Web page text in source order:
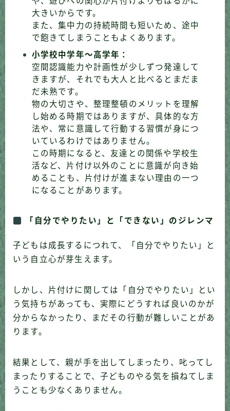
大きいからです。
また、集中力の持続時間も短いため、途中
で飽きてしまうこともよくあります。
小学校中学年〜高学年：
空間認識能力や計画性が少しずつ発達して
きますが、それでも大人と比べるとまだま
だ未熟です。
物の大切さや、整理整頓のメリットを理解
し始める時期ではありますが、具体的な方
法や、常に意識して行動する習慣が身につ
いているわけではありません。
この時期になると、友達との関係や学校生
活など、片付け以外のことに意識が向き始
めることも、片付けが進まない理由の一つ
になることがあります。
「自分でやりたい」と「できない」のジレンマ
子どもは成長するにつれて、「自分でやりたい」と
いう自立心が芽生えます。
しかし、片付けに関しては「自分でやりたい」とい
う気持ちがあっても、実際にどうすれば良いのかが
分からなかったり、まだその行動が難しいことがあ
ります。
結果として、親が手を出してしまったり、叱ってし
まったりすることで、子どものやる気を損ねてしま
うことも少なくありません。